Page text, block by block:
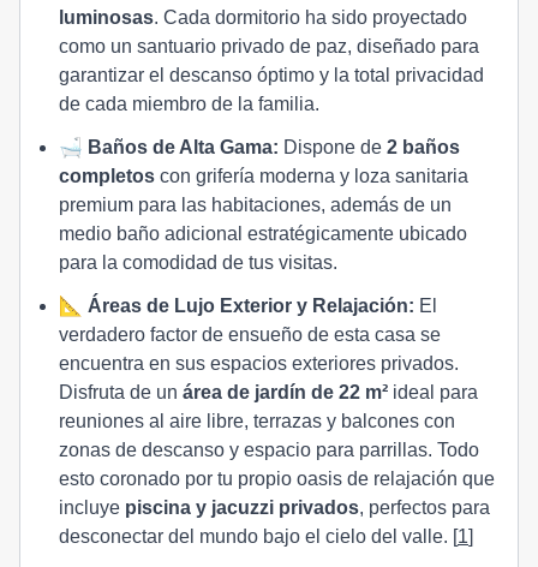
luminosas. Cada dormitorio ha sido proyectado
como un santuario privado de paz, diseñado para
garantizar el descanso óptimo y la total privacidad
de cada miembro de la familia.
🛁 Baños de Alta Gama: Dispone de 2 baños
completos con grifería moderna y loza sanitaria
premium para las habitaciones, además de un
medio baño adicional estratégicamente ubicado
para la comodidad de tus visitas.
📐 Áreas de Lujo Exterior y Relajación: El
verdadero factor de ensueño de esta casa se
encuentra en sus espacios exteriores privados.
Disfruta de un área de jardín de 22 m² ideal para
reuniones al aire libre, terrazas y balcones con
zonas de descanso y espacio para parrillas. Todo
esto coronado por tu propio oasis de relajación que
incluye piscina y jacuzzi privados, perfectos para
desconectar del mundo bajo el cielo del valle. [1]